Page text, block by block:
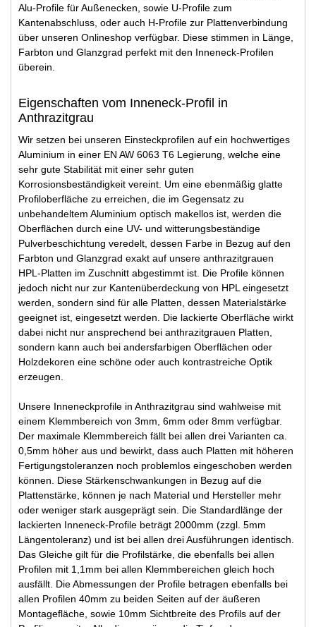
Alu-Profile für Außenecken, sowie U-Profile zum
Kantenabschluss, oder auch H-Profile zur Plattenverbindung
über unseren Onlineshop verfügbar. Diese stimmen in Länge,
Farbton und Glanzgrad perfekt mit den Inneneck-Profilen
überein.
Eigenschaften vom Inneneck-Profil in
Anthrazitgrau
Wir setzen bei unseren Einsteckprofilen auf ein hochwertiges
Aluminium in einer EN AW 6063 T6 Legierung, welche eine
sehr gute Stabilität mit einer sehr guten
Korrosionsbeständigkeit vereint. Um eine ebenmäßig glatte
Profiloberfläche zu erreichen, die im Gegensatz zu
unbehandeltem Aluminium optisch makellos ist, werden die
Oberflächen durch eine UV- und witterungsbeständige
Pulverbeschichtung veredelt, dessen Farbe in Bezug auf den
Farbton und Glanzgrad exakt auf unsere anthrazitgrauen
HPL-Platten im Zuschnitt abgestimmt ist. Die Profile können
jedoch nicht nur zur Kantenüberdeckung von HPL eingesetzt
werden, sondern sind für alle Platten, dessen Materialstärke
geeignet ist, eingesetzt werden. Die lackierte Oberfläche wirkt
dabei nicht nur ansprechend bei anthrazitgrauen Platten,
sondern kann auch bei andersfarbigen Oberflächen oder
Holzdekoren eine schöne oder auch kontrastreiche Optik
erzeugen.
Unsere Inneneckprofile in Anthrazitgrau sind wahlweise mit
einem Klemmbereich von 3mm, 6mm oder 8mm verfügbar.
Der maximale Klemmbereich fällt bei allen drei Varianten ca.
0,5mm höher aus und bewirkt, dass auch Platten mit höheren
Fertigungstoleranzen noch problemlos eingeschoben werden
können. Diese Stärkenschwankungen in Bezug auf die
Plattenstärke, können je nach Material und Hersteller mehr
oder weniger stark ausgeprägt sein. Die Standardlänge der
lackierten Inneneck-Profile beträgt 2000mm (zzgl. 5mm
Längentoleranz) und ist bei allen drei Ausführungen identisch.
Das Gleiche gilt für die Profilstärke, die ebenfalls bei allen
Profilen mit 1,1mm bei allen Klemmbereichen gleich hoch
ausfällt. Die Abmessungen der Profile betragen ebenfalls bei
allen Profilen 40mm zu beiden Seiten auf der äußeren
Montagefläche, sowie 10mm Sichtbreite des Profils auf der